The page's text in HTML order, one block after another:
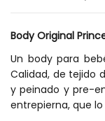
Body Original
Un body para
Calidad, de tejido
y peinado y pre-
entrepierna, que